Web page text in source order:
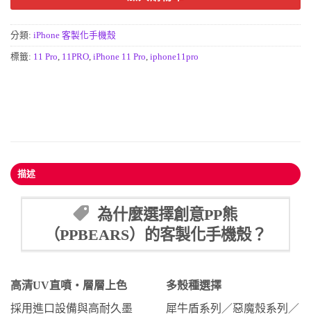
分類: iPhone 客製化手機殼
標籤: 11 Pro 11PRO iPhone 11 Pro iphone11pro
描述
為什麼選擇創意PP熊
（PPBEARS）的客製化手機殼？
高清UV直噴・層層上色
採用進口設備與高耐久墨
多殼種選擇
犀牛盾系列／惡魔殼系列／